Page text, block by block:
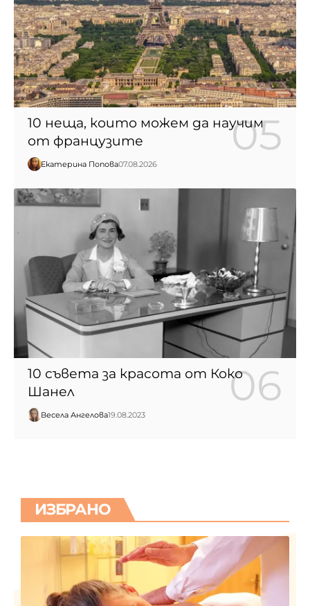
10 неща, които можем да научим
от французите
Екатерина Попова07.08.2026
10 съвета за красота от Коко
Шанел
Весела Ангелова19.08.2023
ИЗБРАНО